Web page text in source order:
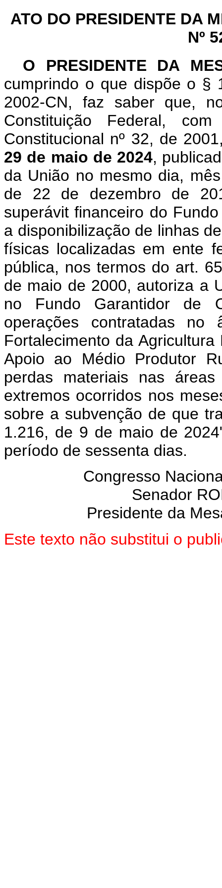
ATO DO PRESIDENTE DA
Nº
O PRESIDENTE DA
cumprindo o que dispõe o §
2002-CN, faz saber que,
Constituição Federal,
Constitucional nº 32, de
29 de maio de 2024,
da União no mesmo dia,
de 22 de dezembro de
superávit financeiro do
a disponibilização de linhas
físicas localizadas em ente
pública, nos termos do art.
de maio de 2000, autoriza a
no Fundo Garantidor de
operações contratadas no
Fortalecimento da
Apoio ao Médio Produtor
perdas materiais nas
extremos ocorridos nos
sobre a subvenção de que
1.216, de 9 de maio de
período de sessenta dias.
Congresso
Senador
Presidente da
Este texto não substitui o